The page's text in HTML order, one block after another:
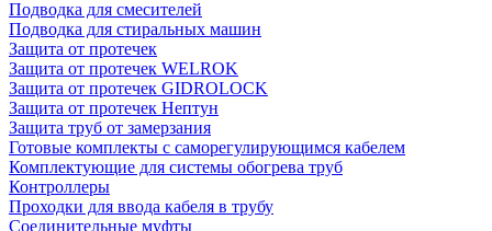
Подводка для смесителей
Подводка для стиральных машин
Защита от протечек
Защита от протечек WELROK
Защита от протечек GIDROLOCK
Защита от протечек Нептун
Защита труб от замерзания
Готовые комплекты с саморегулирующимся кабелем
Комплектующие для системы обогрева труб
Контроллеры
Проходки для ввода кабеля в трубу
Соединительные муфты